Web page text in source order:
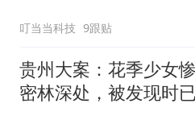
叮当当科技 9跟贴
贵州大案：花季少女
密林深处，被发现时